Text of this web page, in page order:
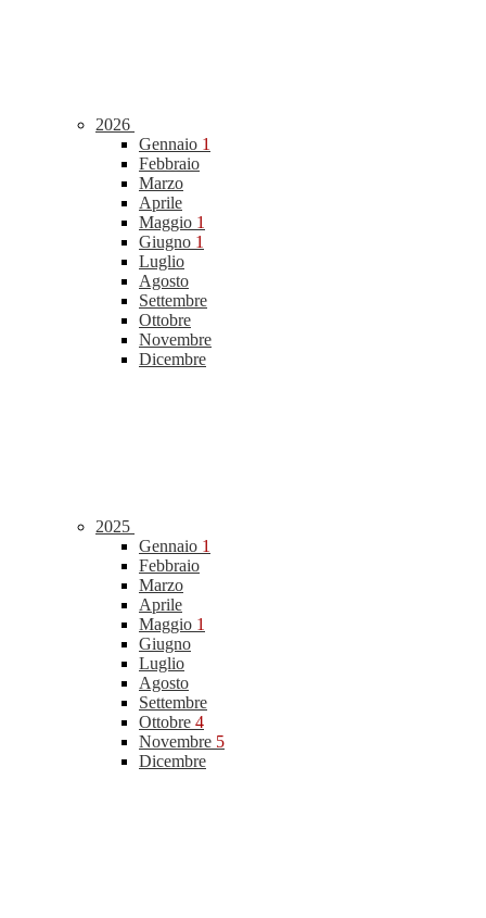
2026
Gennaio 1
Febbraio
Marzo
Aprile
Maggio 1
Giugno 1
Luglio
Agosto
Settembre
Ottobre
Novembre
Dicembre
2025
Gennaio 1
Febbraio
Marzo
Aprile
Maggio 1
Giugno
Luglio
Agosto
Settembre
Ottobre 4
Novembre 5
Dicembre